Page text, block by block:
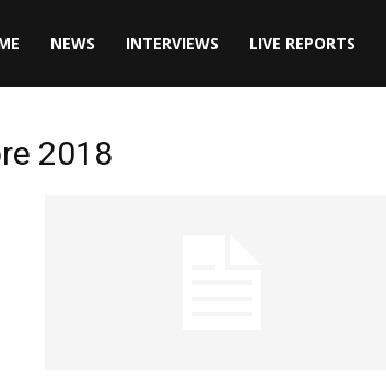
NEWS INTERVIEWS LIVE REPORTS
2018